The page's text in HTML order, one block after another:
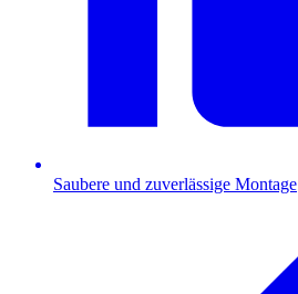
Saubere und zuverlässige Montage